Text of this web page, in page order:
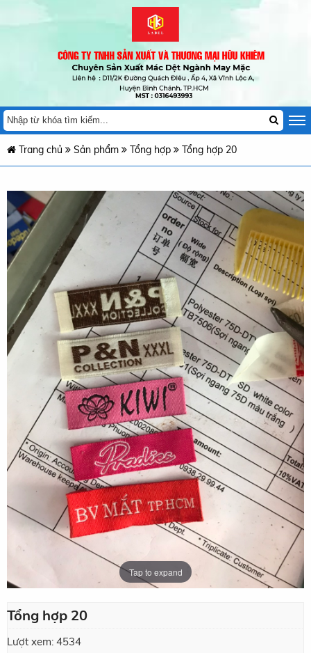
Trang chủ Sản phẩm Tổng hợp Tổng hợp 20
Tap to expand
Tổng hợp 20
Lượt xem: 4534